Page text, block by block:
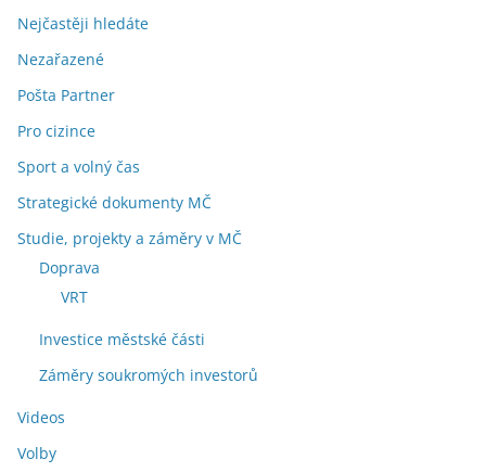
Nejčastěji hledáte
Nezařazené
Pošta Partner
Pro cizince
Sport a volný čas
Strategické dokumenty MČ
Studie, projekty a záměry v MČ
Doprava
VRT
Investice městské části
Záměry soukromých investorů
Videos
Volby